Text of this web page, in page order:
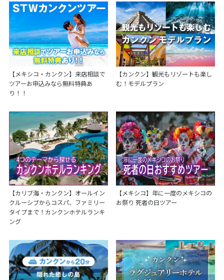
【メキシコ・カンクン】来店相談で
ツアーお申込みなら無料特典あ
り！！
【カンクン】観光もリゾートも楽し
む！モデルプラン
【カリブ海・カンクン】オールイン
クルーシブからコスパ、ファミリー
タイプまで！カンクンホテルランキ
ング
【メキシコ】年に一度のメキシコの
お祭り 死者の日ツアー